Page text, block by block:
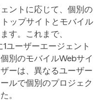
ントに応じて、個別の
ップサイトとモバイル
す。これまで、
ユーザーエージェント
別のモバイルWebサイ
ーは、異なるユーザー
ルで個別のプロジェク
。